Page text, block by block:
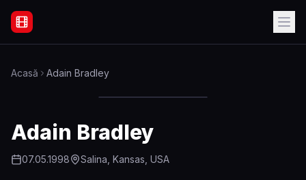
Filme Online Subtitrate - Acasă
Acasă Adain Bradley
Adain Bradley
07.05.1998 Salina, Kansas, USA